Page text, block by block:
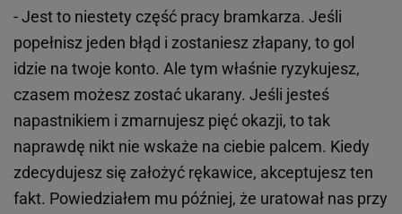
- Jest to niestety część pracy bramkarza. Jeśli
popełnisz jeden błąd i zostaniesz złapany, to gol
idzie na twoje konto. Ale tym właśnie ryzykujesz,
czasem możesz zostać ukarany. Jeśli jesteś
napastnikiem i zmarnujesz pięć okazji, to tak
naprawdę nikt nie wskaże na ciebie palcem. Kiedy
zdecydujesz się założyć rękawice, akceptujesz ten
fakt. Powiedziałem mu później, że uratował nas przy